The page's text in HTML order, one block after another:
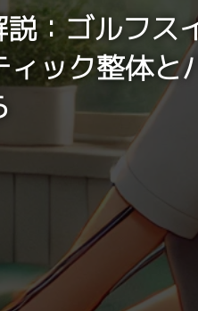
：ゴルフス
ック整体と